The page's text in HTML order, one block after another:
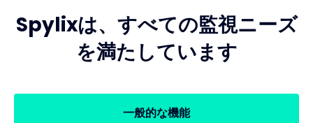
Spylixは、すべての監視ニーズ
を満たしています
一般的な機能